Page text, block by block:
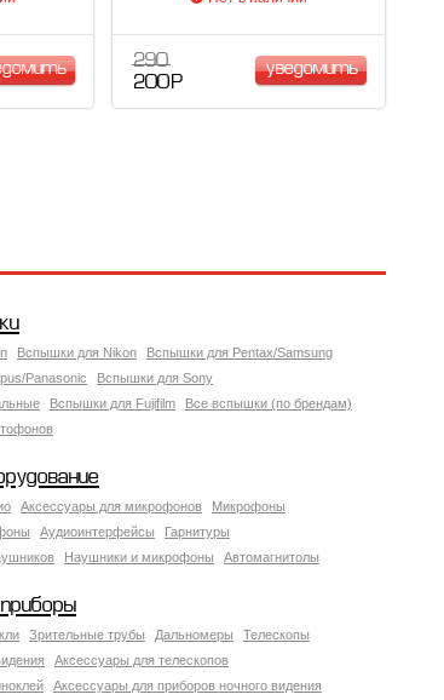
290
200 Р
уведомить
Вспышки для Nikon
Вспышки для Pentax/Samsung
Panasonic
Вспышки для Sony
Вспышки для Fujifilm
Все вспышки (по брендам)
Аксессуары для микрофонов
Микрофоны
Аудиоинтерфейсы
Гарнитуры
Наушники и микрофоны Автомагнитолы
Зрительные трубы Дальномеры
Телескопы
Аксессуары для телескопов
Аксессуары для приборов ночного видения